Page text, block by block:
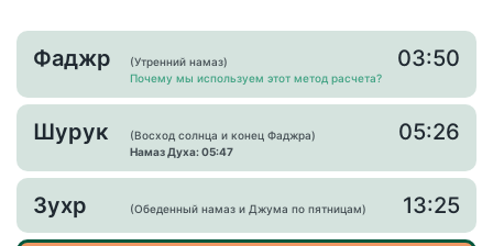
Фаджр
(Утренний намаз)
Почему мы используем этот метод расчета?
03:50
Шурук
(Восход солнца и конец Фаджра)
Намаз Духа: 05:47
05:26
Зухр (Обеденный намаз и Джума по пятницам) 13:25